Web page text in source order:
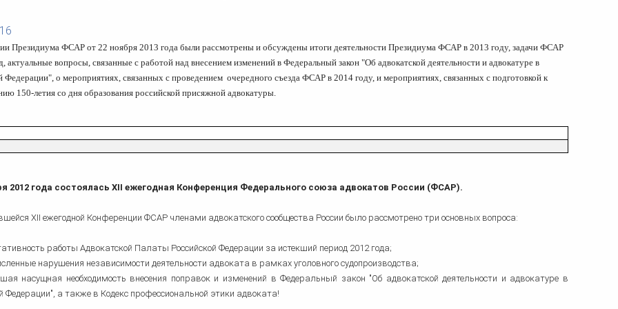
человека
Кассация
Помощь по уголовным делам
Участие адвоката в суде
Возврат имущества
Розыск имущества должника
Уголовный адвокат по ДТП
Споры по отпускам
Установление факта родственных
отношений
Усыновление
Признание завещания
недействительным
Снос пятиэтажек
Права собственности
Улучшение жилищных условий
Споры о границе земельного
участка
Гражданство
Проверка юридической чистоты
недвижимости
Защита чести и достоинства
ОСАГО
Признание торгов
недействительными
Кадровый аудит организации
Стандартные налоговые вычеты
Сопровождение бизнеса
Юридическая экспертиза
договоров юристом
Ликвидация предприятий
Районные суды
Президиума ФСАР от 22 ноября 2013 года были рассмотрены и обсуждены итоги деятельности Президиума ФСАР в 2013 году, задачи ФСАР
актуальные вопросы, связанные с работой над внесением изменений в Федеральный закон "Об адвокатской деятельности и адвокатуре в
Федерации", о мероприятиях, связанных с проведением очередного съезда ФСАР в 2014 году, и мероприятиях, связанных с подготовкой к
150-летия со дня образования российской присяжной адвокатуры.
2012 года состоялась XII ежегодная Конференция Федерального союза адвокатов России (ФСАР).
XII ежегодной Конференции ФСАР членами адвокатского сообщества России было рассмотрено три основных вопроса:
работы Адвокатской Палаты Российской Федерации за истекший период 2012 года;
нарушения независимости деятельности адвоката в рамках уголовного судопроизводства;
насущная необходимость внесения поправок и изменений в Федеральный закон "Об адвокатской деятельности и адвокатуре в
Федерации", а также в Кодекс профессиональной этики адвоката!